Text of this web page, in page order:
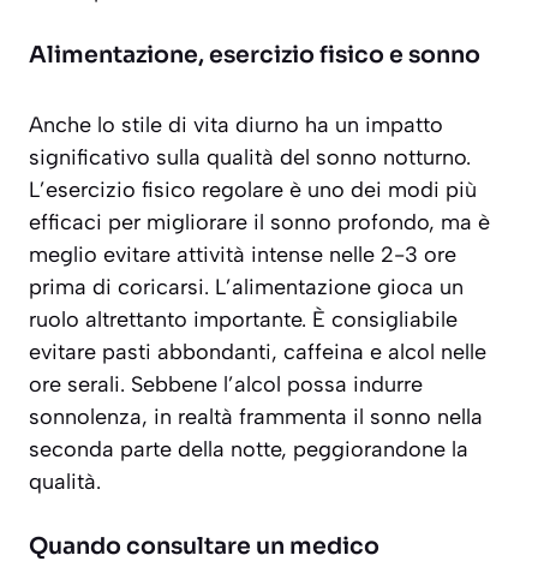
Alimentazione, esercizio fisico e sonno
Anche lo stile di vita diurno ha un impatto
significativo sulla qualità del sonno notturno.
L’esercizio fisico regolare è uno dei modi più
efficaci per migliorare il sonno profondo, ma è
meglio evitare attività intense nelle 2-3 ore
prima di coricarsi. L’alimentazione gioca un
ruolo altrettanto importante. È consigliabile
evitare pasti abbondanti, caffeina e alcol nelle
ore serali. Sebbene l’alcol possa indurre
sonnolenza, in realtà frammenta il sonno nella
seconda parte della notte, peggiorandone la
qualità.
Quando consultare un medico